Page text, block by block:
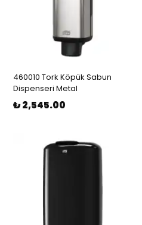
460010 Tork Köpük Sabun
Dispenseri Metal
₺ 2,545.00